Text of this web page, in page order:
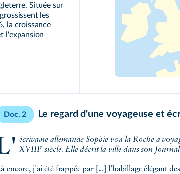
Située sur
les
la croissance
l'expansion
Doc. 2 Le regard d'une voyageuse et
la Roche a voyagé à Londres à la fin du XVIIIe siècle. Elle décrit la ville dans son
encore, j'ai été frappée par [...] l'habillage élégant